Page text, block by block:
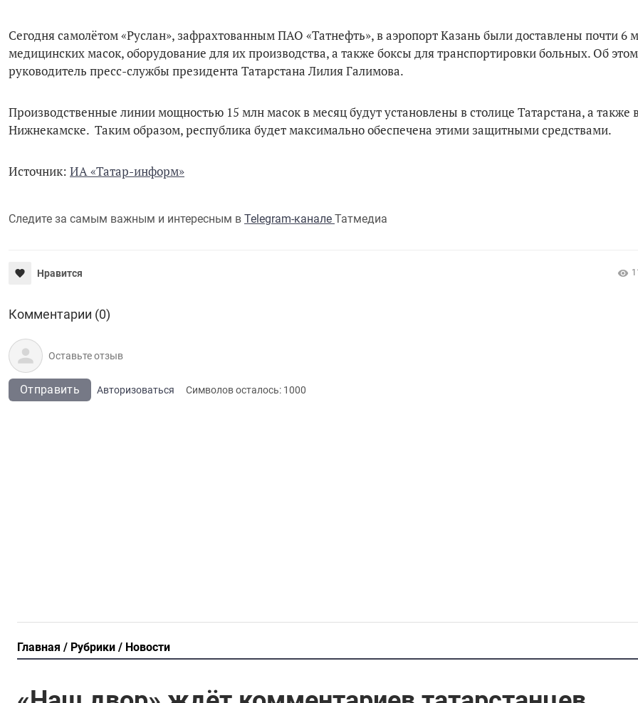
Сегодня самолётом «Руслан», зафрахтованным ПАО «Татнефть», в аэропорт Казань были доставлены почти 6
медицинских масок, оборудование для их производства, а также боксы для транспортировки больных. Об этом
руководитель пресс-службы президента Татарстана Лилия Галимова.
Производственные линии мощностью 15 млн масок в месяц будут установлены в столице Татарстана, а также
Нижнекамске. Таким образом, республика будет максимально обеспечена этими защитными средствами.
Источник: ИА «Татар-информ»
Следите за самым важным и интересным в Telegram-канале Татмедиа
Нравится
Комментарии (0)
Отправить Авторизоваться Символов осталось: 1000
Главная Рубрики Новости